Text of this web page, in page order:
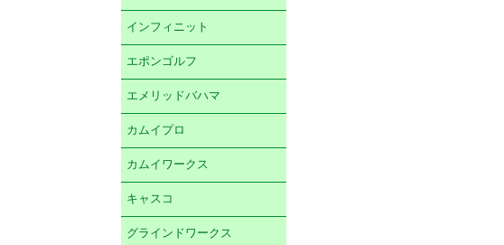
インフィニット
エポンゴルフ
エメリッドバハマ
カムイプロ
カムイワークス
キャスコ
グラインドワークス